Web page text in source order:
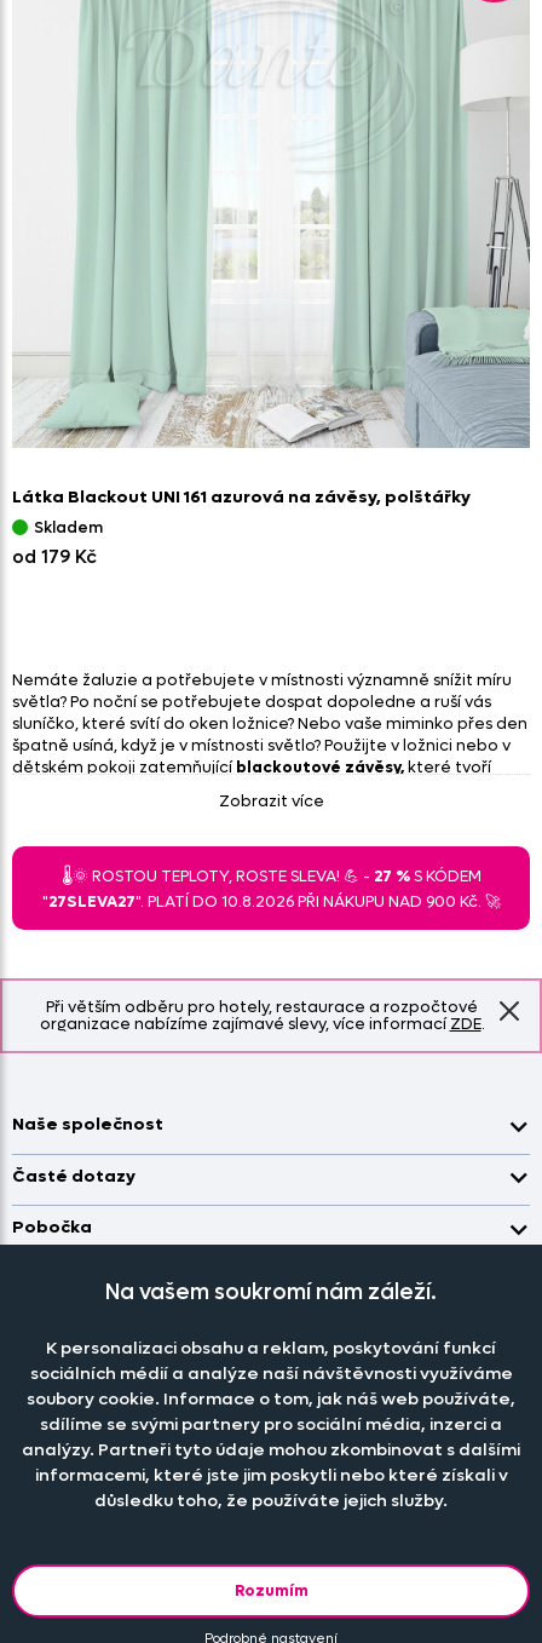
Při větším odběru pro hotely, restaurace a rozpočtové
organizace nabízíme zajímavé slevy, více informacíZDE.
Nemáte žaluzie a potřebujete v místnosti významně snížit míru
světla? Po noční se potřebujete dospat dopoledne a ruší vás
sluníčko, které svítí do oken ložnice? Nebo vaše miminko přes den
špatně usíná, když je v místnosti světlo? Použijte v ložnici nebo v
dětském pokoji zatemňujícíblackoutové závěsy,které tvoří
nepropuští světlo a navíc z části tlumí zvuk.
Nabízíme zatemňovací závěsy v jednobarevném provedení
vzorované blackoutové závěsygeometrické, s květy i
blackouty s dětskými motivy.
Zobrazit více
Látka Blackout UNI 161 azurová na závěsy, polštářky
Skladem
od 179 Kč
🌡️🌞 ROSTOU TEPLOTY, ROSTE SLEVA! 💪 - 27 %S KÓDEM
"27SLEVA27". PLATÍ DO 10.8.2026 PŘI NÁKUPU NAD 900 Kč. 🚀
Objevte slevy pro členy, získejte akční nabídky, novinky, tipy a
informace do vaší schránky.
Naše společnost
Doprava a platba
Kontakt
O nás
Obchodní podmínky
Katalog zdarma
Časté dotazy
Jak změřit okno pro nákup záclon?
Jak prát záclony a závěsy?
Informace o materiálech
Šití záclon a závěsů
Pobočka
PRODEJNÍ ODDĚLENÍ - TELEFONICKY
e-mail:dotazy@dante.cz
reklamace:reklamace@dante.cz
© 2013 - 2026 DANTE.CZ
Podle zákona o evidenci tržeb je prodávající povinen vystavit
kupujícímu účtenku. Zároveň je povinen zaevidovat přijatou tržbu u
správce daně online; v případě technického výpadku pak nejpozději
Na vašem soukromí nám záleží.
K personalizaci obsahu a reklam, poskytování funkcí
sociálních médií a analýze naší návštěvnosti využíváme
soubory cookie. Informace o tom, jak náš web používáte,
sdílíme se svými partnery pro sociální média, inzerci a
analýzy. Partneři tyto údaje mohou zkombinovat s dalšími
informacemi, které jste jim poskytli nebo které získali v
důsledku toho, že používáte jejich služby.
Rozumím
Podrobné nastavení